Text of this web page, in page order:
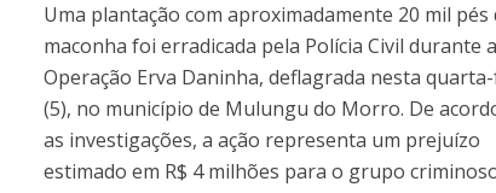
Uma plantação com aproximadamente 20 mil pés
maconha foi erradicada pela Polícia Civil durante a
Operação Erva Daninha, deflagrada nesta
(5), no município de Mulungu do Morro. De
as investigações, a ação representa um prejuízo
estimado em R$ 4 milhões para o grupo